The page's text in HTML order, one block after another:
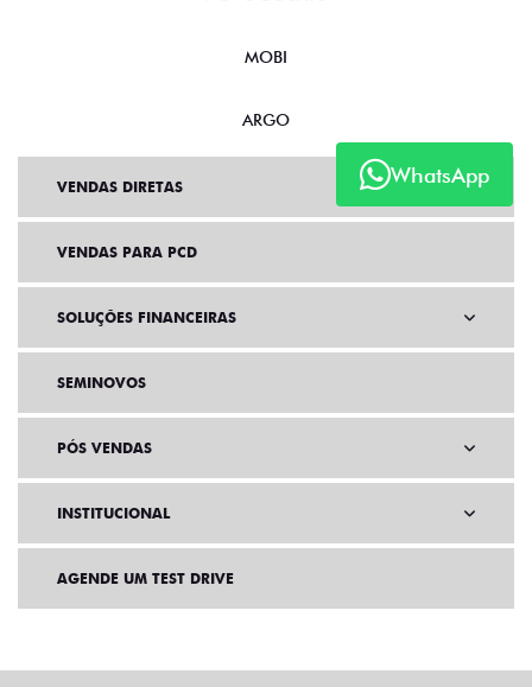
WhatsApp
MOBI
ARGO
VENDAS DIRETAS
VENDAS PARA PCD
SOLUÇÕES FINANCEIRAS
SEMINOVOS
PÓS VENDAS
INSTITUCIONAL
AGENDE UM TEST DRIVE